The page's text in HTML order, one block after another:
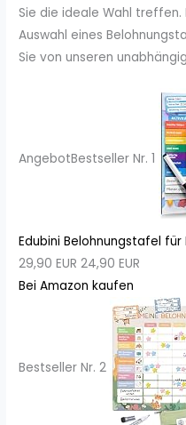
Sie die ideale Wahl treffen.
Auswahl eines
Sie von unseren
AngebotBestseller Nr. 1
Edubini Belohnungstafel für
29,90 EUR 24,90 EUR
Bei Amazon kaufen
Bestseller Nr. 2